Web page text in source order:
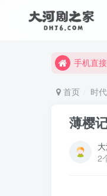
手机直
手机直
首页 时
薄樱
2